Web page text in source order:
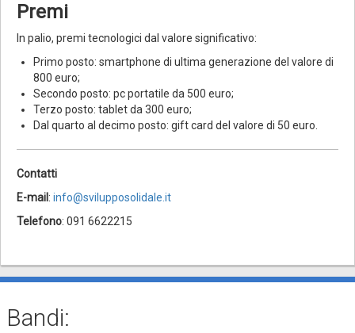
Premi
In palio, premi tecnologici dal valore significativo:
Primo posto: smartphone di ultima generazione del valore di
800 euro;
Secondo posto: pc portatile da 500 euro;
Terzo posto: tablet da 300 euro;
Dal quarto al decimo posto: gift card del valore di 50 euro.
Contatti
E-mail : info@svilupposolidale.it
Telefono: 091 6622215
Bandi: